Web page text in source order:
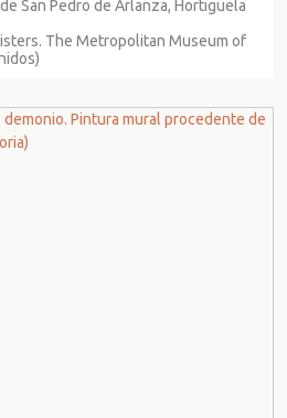
San Pedro de Arlanza, Hortigüela
The Metropolitan Museum of